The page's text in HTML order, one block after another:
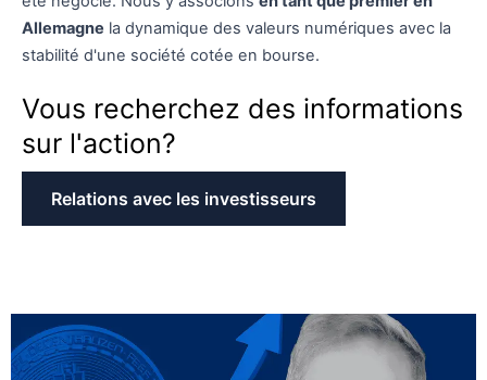
Allemagne la dynamique des valeurs numériques avec la
stabilité d'une société cotée en bourse.
Vous recherchez des informations
sur l'action?
Relations avec les investisseurs